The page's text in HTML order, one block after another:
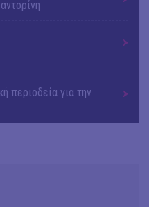
περιοδεία για την